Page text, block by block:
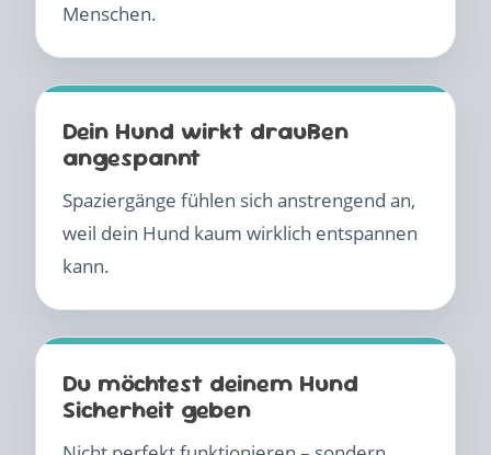
Menschen.
Dein Hund wirkt draußen
angespannt
Spaziergänge fühlen sich anstrengend an,
weil dein Hund kaum wirklich entspannen
kann.
Du möchtest deinem Hund
Sicherheit geben